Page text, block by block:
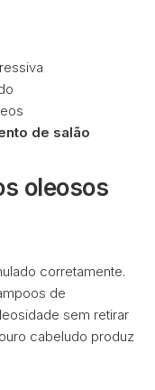
de salão
oleosos
corretamente.
de
sem retirar
cabeludo produz